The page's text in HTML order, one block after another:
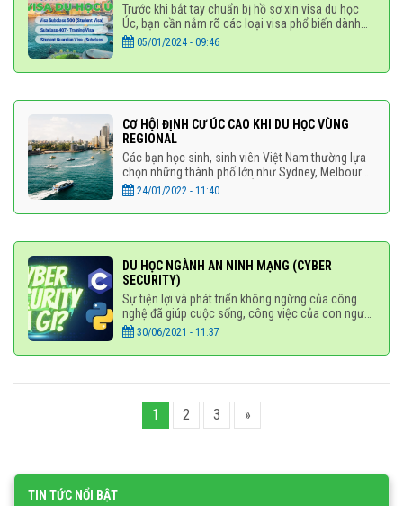
TIN TỨC NỔI BẬT
Trước khi bắt tay chuẩn bị hồ sơ xin visa du học
Úc, bạn cần nắm rõ các loại visa phổ biến dành
cho du học sinh để chọn loại phù hợp với mục
đích học tập
05/01/2024 - 09:46
CƠ HỘI ĐỊNH CƯ ÚC CAO KHI DU HỌC VÙNG
REGIONAL
Các bạn học sinh, sinh viên Việt Nam thường lựa
chọn những thành phố lớn như Sydney, Melbourne
khi du học Úc. Tuy nhiên, Úc đâu chỉ có những
thành phố này, nếu
24/01/2022 - 11:40
DU HỌC NGÀNH AN NINH MẠNG (CYBER
SECURITY)
Sự tiện lợi và phát triển không ngừng của công
nghệ đã giúp cuộc sống, công việc của con người
ngày càng trở nên dễ dàng và hiệu quả hơn. Việc
sử dụng
30/06/2021 - 11:37
1 2 3 »